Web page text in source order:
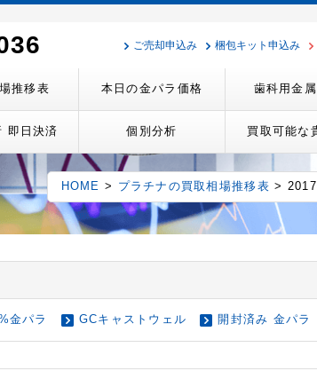
ご売却申込み 梱包キット申込み
推移表 本日の金パラ価格 歯科用金
即日決済 個別分析 買取可能な
HOME > プラチナの買取相場推移表 > 2017
金パラ GCキャストウェル 開封済み 金パラ